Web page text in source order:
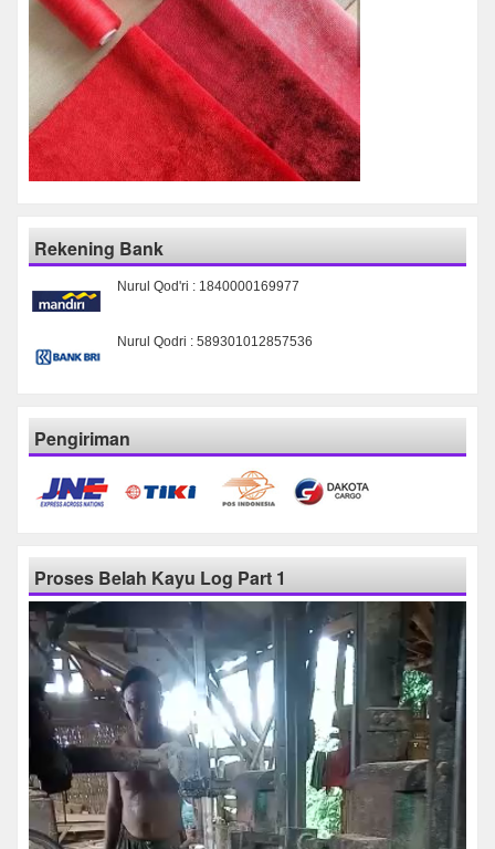
Rekening Bank
Nurul Qod'ri : 1840000169977
Nurul Qodri : 589301012857536
Pengiriman
Proses Belah Kayu Log Part 1
Pemutar
Video